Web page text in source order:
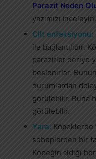
Parazit Neden
yazımızı inceleyin.
Cilt enfeksiyonu:
ile bağlantılıdır.
parazitler deriye
beslenirler. Bunun
durumlardan
görülebilir. Buna
görülebilir.
Yara: Köpeklerde
sebeplerden bir
Köpeğin aldığı